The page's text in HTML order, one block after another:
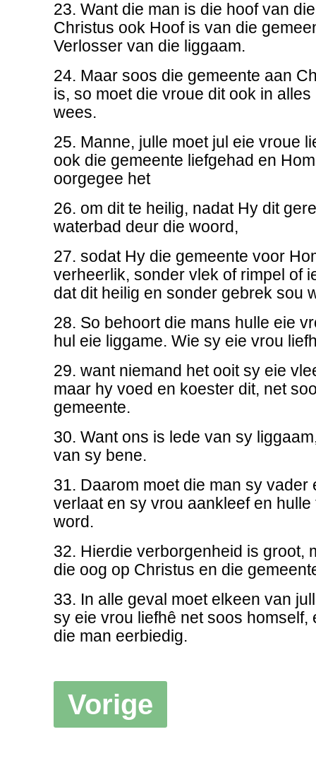
23. Want die man is die hoof van
Christus ook Hoof is van die
Verlosser van die liggaam.
24. Maar soos die gemeente aan
is, so moet die vroue dit ook in
wees.
25. Manne, julle moet jul eie vroue
ook die gemeente liefgehad en
oorgegee het
26. om dit te heilig, nadat Hy dit
waterbad deur die woord,
27. sodat Hy die gemeente voor
verheerlik, sonder vlek of rimpel of
dat dit heilig en sonder gebrek sou
28. So behoort die mans hulle eie
hul eie liggame. Wie sy eie vrou
29. want niemand het ooit sy eie
maar hy voed en koester dit, net
gemeente.
30. Want ons is lede van sy
van sy bene.
31. Daarom moet die man sy vader
verlaat en sy vrou aankleef en
word.
32. Hierdie verborgenheid is groot,
die oog op Christus en die
33. In alle geval moet elkeen van
sy eie vrou liefhê net soos homself,
die man eerbiedig.
Vorige